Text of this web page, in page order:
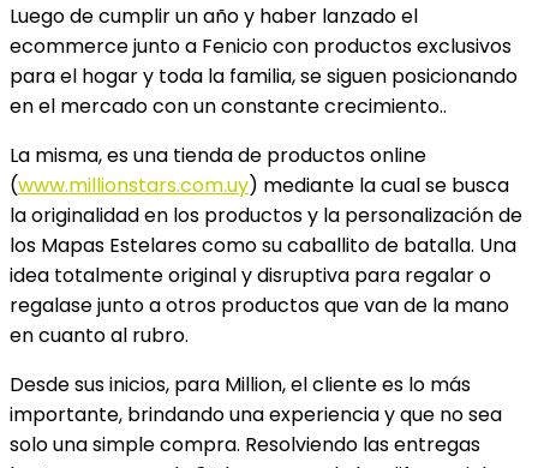
Luego de cumplir un año y haber lanzado el
ecommerce junto a Fenicio con productos exclusivos
para el hogar y toda la familia,se siguen posicionando
en el mercado con un constante crecimiento..
La misma, es una tienda de productos online
(www.millionstars.com.uy) mediante la cual se busca
la originalidad en los productos y la personalización de
los Mapas Estelares como su caballito de batalla. Una
idea totalmente original y disruptiva para regalar o
regalase junto a otros productos que van de la mano
en cuanto al rubro.
Desde sus inicios, para Million, el cliente es lo más
importante, brindando una experiencia y que no sea
solo una simple compra. Resolviendo las entregas